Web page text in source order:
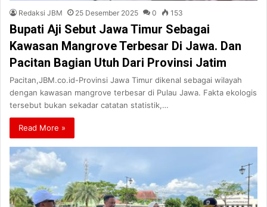
Redaksi JBM 25 Desember 2025 0 153
Bupati Aji Sebut Jawa Timur Sebagai
Kawasan Mangrove Terbesar Di Jawa. Dan
Pacitan Bagian Utuh Dari Provinsi Jatim
Pacitan,JBM.co.id-Provinsi Jawa Timur dikenal sebagai wilayah
dengan kawasan mangrove terbesar di Pulau Jawa. Fakta ekologis
tersebut bukan sekadar catatan statistik,…
Read More »